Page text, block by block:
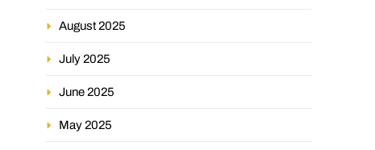
August 2025
July 2025
June 2025
May 2025